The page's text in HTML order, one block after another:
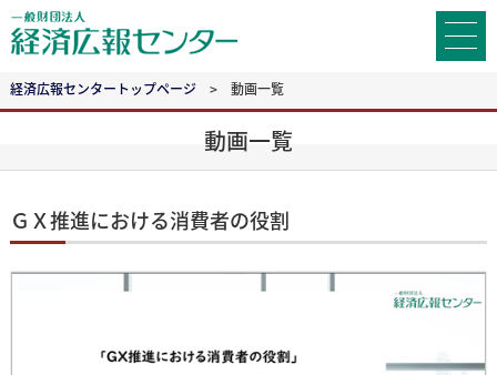
経済広報センタートップページ 動画一覧
動画一覧
ＧＸ推進における消費者の役割